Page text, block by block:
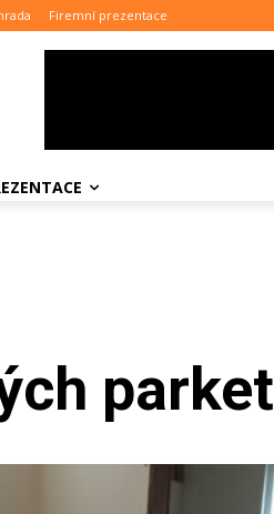
Firemní prezentace
parket